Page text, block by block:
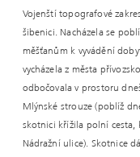
Vojenští topografové
šibenici. Nacházela se
měšťanům k vyvádění
vycházela z města
odbočovala v prostoru
Mlýnské strouze (poblíž
skotnici křížila polní cesta,
Nádražní ulice). Skotnice